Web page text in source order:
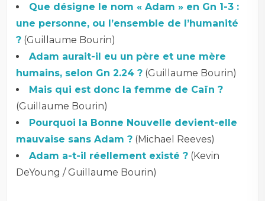
Que désigne le nom « Adam » en Gn 1-3 :
une personne, ou l’ensemble de l’humanité
? (Guillaume Bourin)
Adam aurait-il eu un père et une mère
humains, selon Gn 2.24 ? (Guillaume Bourin)
Mais qui est donc la femme de Caïn ?
(Guillaume Bourin)
Pourquoi la Bonne Nouvelle devient-elle
mauvaise sans Adam ? (Michael Reeves)
Adam a-t-il réellement existé ? (Kevin
DeYoung / Guillaume Bourin)